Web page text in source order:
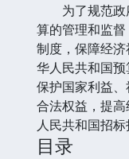
为了规范政
算的管理和监
制度，保障经
华人民共和国
保护国家利益
合法权益，提
人民共和国招标
目录